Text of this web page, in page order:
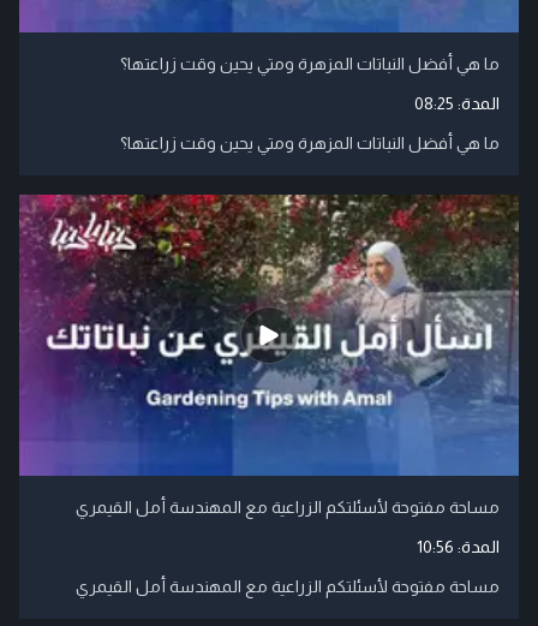
ما هي أفضل النباتات المزهرة ومتي يحين وقت زراعتها؟
المدة: 08:25
ما هي أفضل النباتات المزهرة ومتي يحين وقت زراعتها؟
مساحة مفتوحة لأسئلتكم الزراعية مع المهندسة أمل القيمري
المدة: 10:56
مساحة مفتوحة لأسئلتكم الزراعية مع المهندسة أمل القيمري